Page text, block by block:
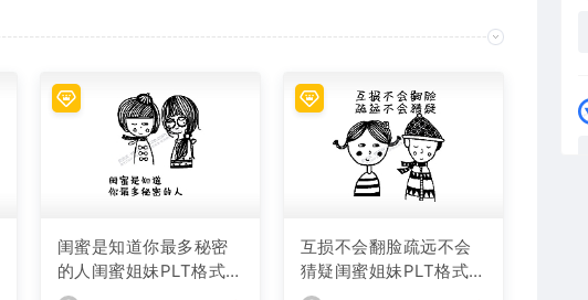
闺蜜是知道你最多秘密
的人闺蜜姐妹PLT格式激
光打标文件通用矢量图
互损不会翻脸疏远不会
猜疑闺蜜姐妹PLT格式激
光打标文件通用矢量图